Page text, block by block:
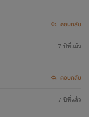
ตอบกลับ
7 ปีที่แล้ว
ตอบกลับ
7 ปีที่แล้ว